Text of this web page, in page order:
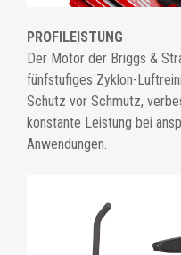
PROFILEISTUNG
Der Motor der Briggs &
fünfstufiges Zyklon-
Schutz vor Schmutz,
konstante Leistung bei
Anwendungen.